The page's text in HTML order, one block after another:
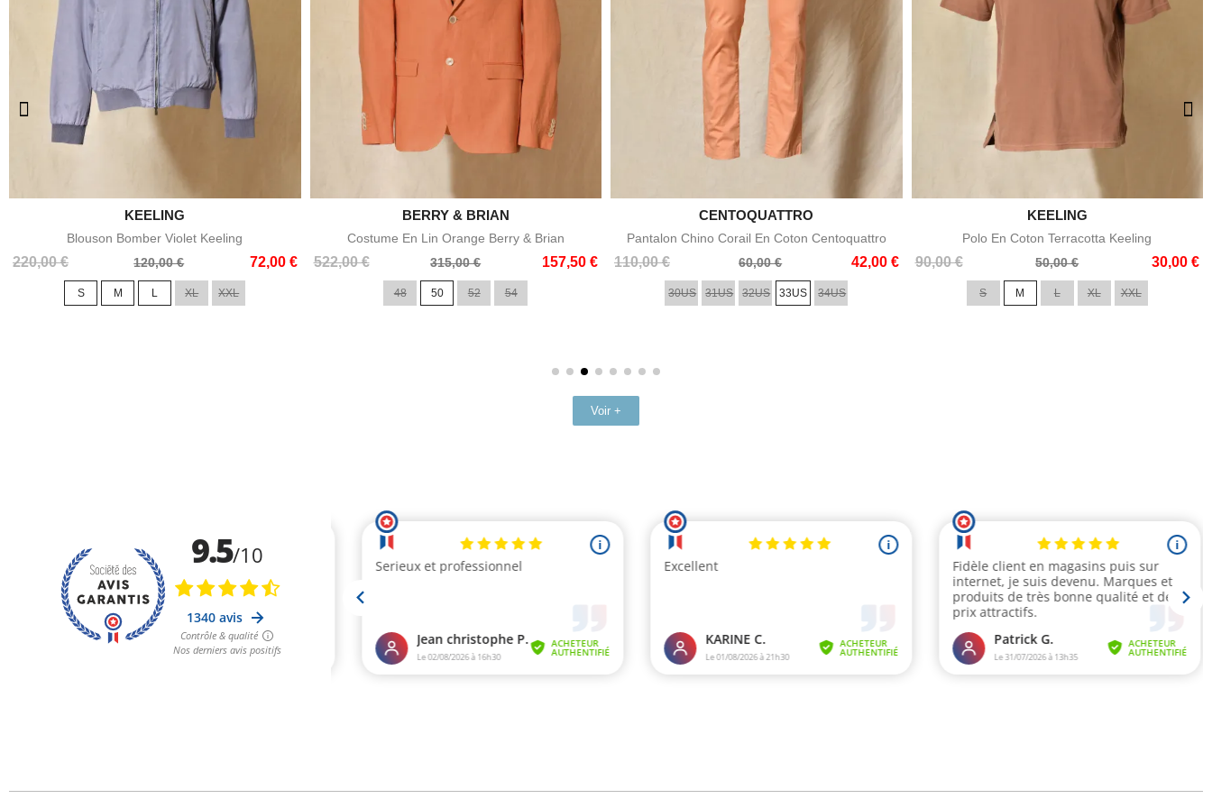
Aperçu rapide
KEELING
Blouson Bomber Violet Keeling
220,00 €
Prix
120,00 € 72,00 €
Prix
S M L XL XXL
Aperçu rapide
BERRY & BRIAN
Costume En Lin Orange Berry & Brian
522,00 €
Prix
315,00 € 157,50 €
Prix
48 50 52 54
Aperçu rapide
CENTOQUATTRO
Pantalon Chino Corail En Coton Centoquattro
110,00 €
Prix
60,00 € 42,00 €
Prix
30US 31US 32US 33US 34US
Aperçu rapide
KEELING
Polo En Coton Terracotta Keeling
90,00 €
Prix
50,00 € 30,00 €
Prix
S M L XL XXL
Voir +